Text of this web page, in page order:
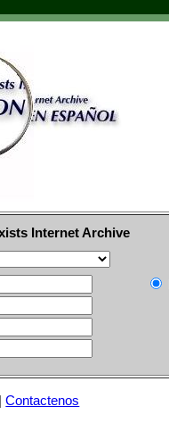
Internet Archive
|Contactenos